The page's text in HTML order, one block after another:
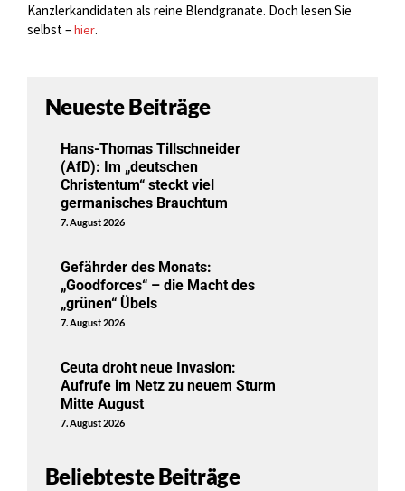
Kanzlerkandidaten als reine Blendgranate. Doch lesen Sie
selbst –hier.
Neueste Beiträge
Hans-Thomas Tillschneider
(AfD): Im „deutschen
Christentum“ steckt viel
germanisches Brauchtum
7. August 2026
Gefährder des Monats:
„Goodforces“ – die Macht des
„grünen“ Übels
7. August 2026
Ceuta droht neue Invasion:
Aufrufe im Netz zu neuem Sturm
Mitte August
7. August 2026
Beliebteste Beiträge